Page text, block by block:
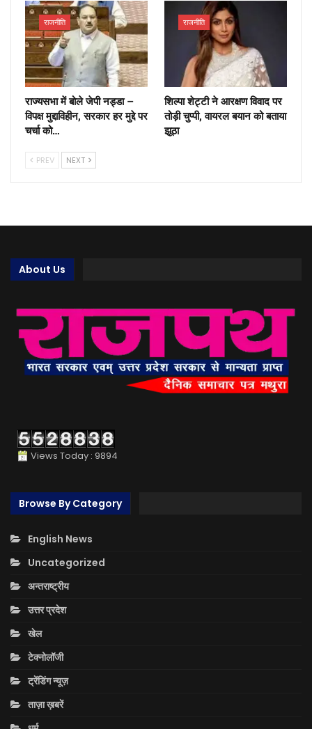
राजनीति
राज्यसभा में बोले जेपी नड्डा –
विपक्ष मुद्दाविहीन, सरकार हर मुद्दे पर
चर्चा को…
राजनीति
शिल्पा शेट्टी ने आरक्षण विवाद पर
तोड़ी चुप्पी, वायरल बयान को बताया
झूठा
PREV NEXT
About Us
Views Today : 9894
Browse By Category
English News
Uncategorized
अन्तराष्ट्रीय
उत्तर प्रदेश
खेल
टेक्नोलॉजी
ट्रेंडिंग न्यूज़
ताज़ा ख़बरें